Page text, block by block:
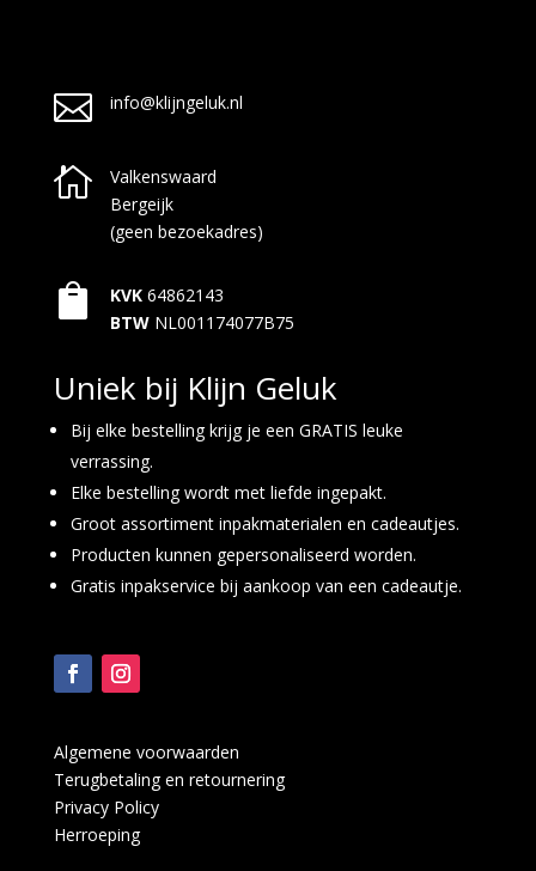
 info@klijngeluk.nl

Valkenswaard
Bergeijk
(geen bezoekadres)
 KVK 64862143
BTW NL001174077B75
Uniek bij Klijn Geluk
Bij elke bestelling krijg je een GRATIS leuke
verrassing.
Elke bestelling wordt met liefde ingepakt.
Groot assortiment inpakmaterialen en cadeautjes.
Producten kunnen gepersonaliseerd worden.
Gratis inpakservice bij aankoop van een cadeautje.
Algemene voorwaarden
Terugbetaling en retournering
Privacy Policy
Herroeping